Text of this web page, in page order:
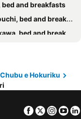
bed and breakfasts
bed and breakfasts
bed and breakfasts
bed and breakfasts
Chubu e Hokuriku
Facebook
Twitter